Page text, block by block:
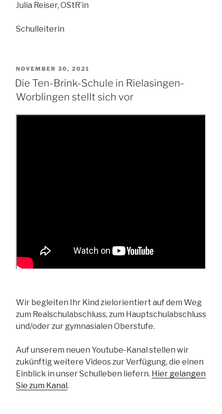
Julia Reiser, OStR’in
Schulleiterin
VERÖFFENTLICHT
AM
NOVEMBER 30, 2021
Die Ten-Brink-Schule in Rielasingen-
Worblingen stellt sich vor
Wir begleiten Ihr Kind zielorientiert auf dem Weg
zum Realschulabschluss, zum Hauptschulabschluss
und/oder zur gymnasialen Oberstufe.
Auf unserem neuen Youtube-Kanal stellen wir
zukünftig weitere Videos zur Verfügung, die einen
Einblick in unser Schulleben liefern. Hier gelangen
Sie zum Kanal.